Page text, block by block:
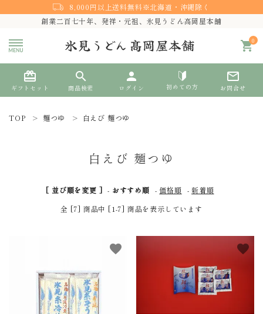
8,000円以上送料無料※北海道・沖縄除く
創業二百七十年、発祥・元祖、氷見うどん高岡屋本舗
0
shopping_cart
card_giftcard
ギフトセット
search
商品検索
person
ログイン 初めての方
mail_outline
お問合せ
ACCOUNT MENU
person 新規会員登録
商品から探す
価格から探す
TOP 麺つゆ 白えび 麺つゆ
白えび 麺つゆ
[ 並び順を変更 ] - おすすめ順 -価格順 -新着順
全 [7] 商品中 [1-7] 商品を表示しています
favorite favorite